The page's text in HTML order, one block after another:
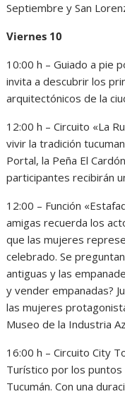
Septiembre y San
Viernes 10
10:00 h – Guiado a pie
invita a descubrir los
arquitectónicos de la
12:00 h – Circuito «La
vivir la tradición
Portal, la Peña El
participantes recibirán
12:00 – Función
amigas recuerda los
que las mujeres
celebrado. Se
antiguas y las
y vender empanadas?
las mujeres
Museo de la Industria
16:00 h – Circuito City
Turístico por los puntos
Tucumán. Con una